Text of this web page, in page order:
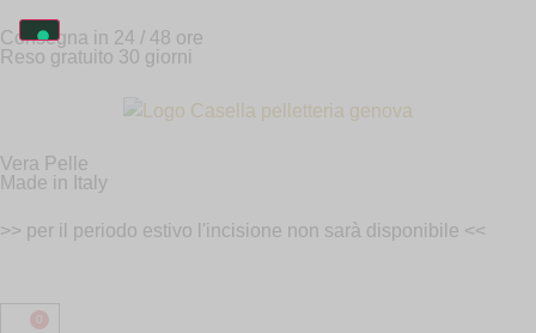
Consegna in 24 / 48 ore
Reso gratuito 30 giorni
Vera Pelle
Made in Italy
>> per il periodo estivo l'incisione non sarà disponibile <<